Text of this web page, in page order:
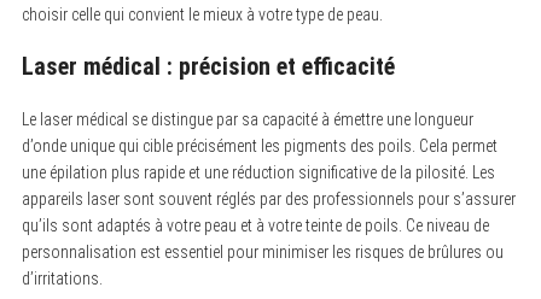
choisir celle qui convient le mieux à votre type de peau.
Laser médical : précision et efficacité
Le laser médical se distingue par sa capacité à émettre une longueur
d’onde unique qui cible précisément les pigments des poils. Cela permet
une épilation plus rapide et une réduction significative de la pilosité. Les
appareils laser sont souvent réglés par des professionnels pour s’assurer
qu’ils sont adaptés à votre peau et à votre teinte de poils. Ce niveau de
personnalisation est essentiel pour minimiser les risques de brûlures ou
d’irritations.